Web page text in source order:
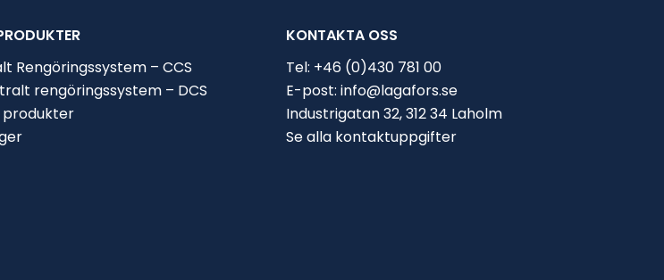
Rengöringssystem – CCS
rengöringssystem – DCS
produkter
KONTAKTA OSS
Tel: +46 (0)430 781 00
E-post: info@lagafors.se
Industrigatan 32, 312 34 Laholm
Se alla kontaktuppgifter